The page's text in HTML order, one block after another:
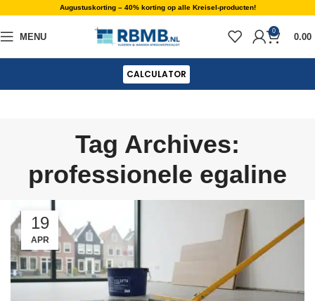
Augustuskorting – 40% korting op alle Kreisel-producten!
MENU
0
0.00
CALCULATOR
Tag Archives:
professionele egaline
19
APR